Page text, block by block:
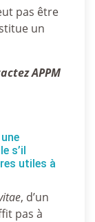
pas être
un
APPM
s’il
utiles à
, d’un
pas à